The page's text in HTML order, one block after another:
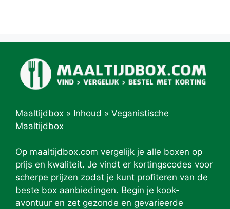
Maaltijdbox » Inhoud » Veganistische
Maaltijdbox
Op maaltijdbox.com vergelijk je alle boxen op
prijs en kwaliteit. Je vindt er kortingscodes voor
scherpe prijzen zodat je kunt profiteren van de
beste box aanbiedingen. Begin je kook-
avontuur en zet gezonde en gevarieerde